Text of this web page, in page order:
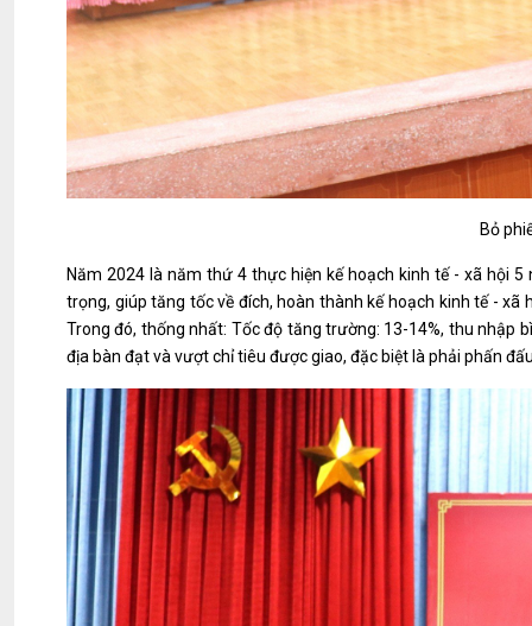
Bỏ
Năm 2024 là năm thứ 4 thực hiện kế hoạch kinh tế - xã hội
trọng, giúp tăng tốc về đích, hoàn thành kế hoạch kinh tế -
Trong đó, thống nhất: Tốc độ tăng trường: 13-14%, thu nhập
địa bàn đạt và vượt chỉ tiêu được giao, đặc biệt là phải phấn